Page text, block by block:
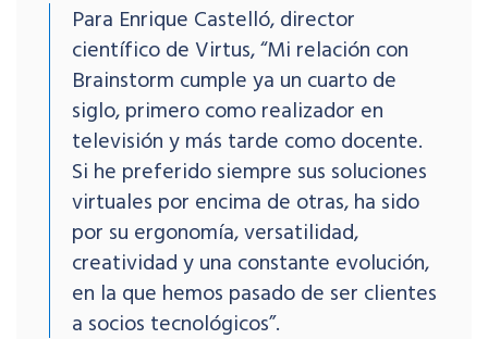
Para Enrique Castelló, director
científico de Virtus, “Mi relación con
Brainstorm cumple ya un cuarto de
siglo, primero como realizador en
televisión y más tarde como docente.
Si he preferido siempre sus soluciones
virtuales por encima de otras, ha sido
por su ergonomía, versatilidad,
creatividad y una constante evolución,
en la que hemos pasado de ser clientes
a socios tecnológicos”.